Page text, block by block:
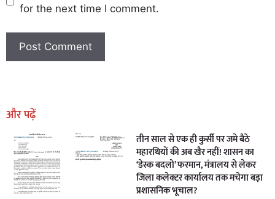
for the next time I comment.
और पढ़ें
तीन साल से एक ही कुर्सी पर जमे बैठे
महारथियों की अब खैर नहीं! शासन का
‘डेस्क बदलो’ फरमान, मंत्रालय से लेकर
जिला कलेक्टर कार्यालय तक मचेगा बड़ा
प्रशासनिक भूचाल?